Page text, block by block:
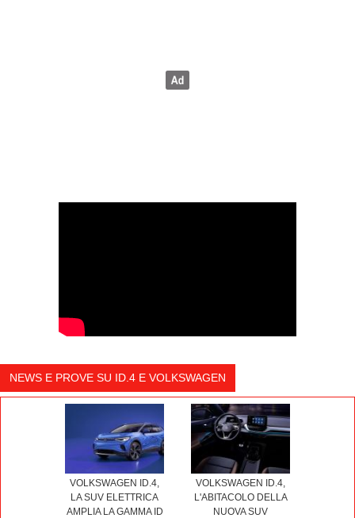
NEWS E PROVE SU ID.4 E VOLKSWAGEN
VOLKSWAGEN ID.4,
LA SUV ELETTRICA
AMPLIA LA GAMMA ID
VOLKSWAGEN ID.4,
L'ABITACOLO DELLA
NUOVA SUV